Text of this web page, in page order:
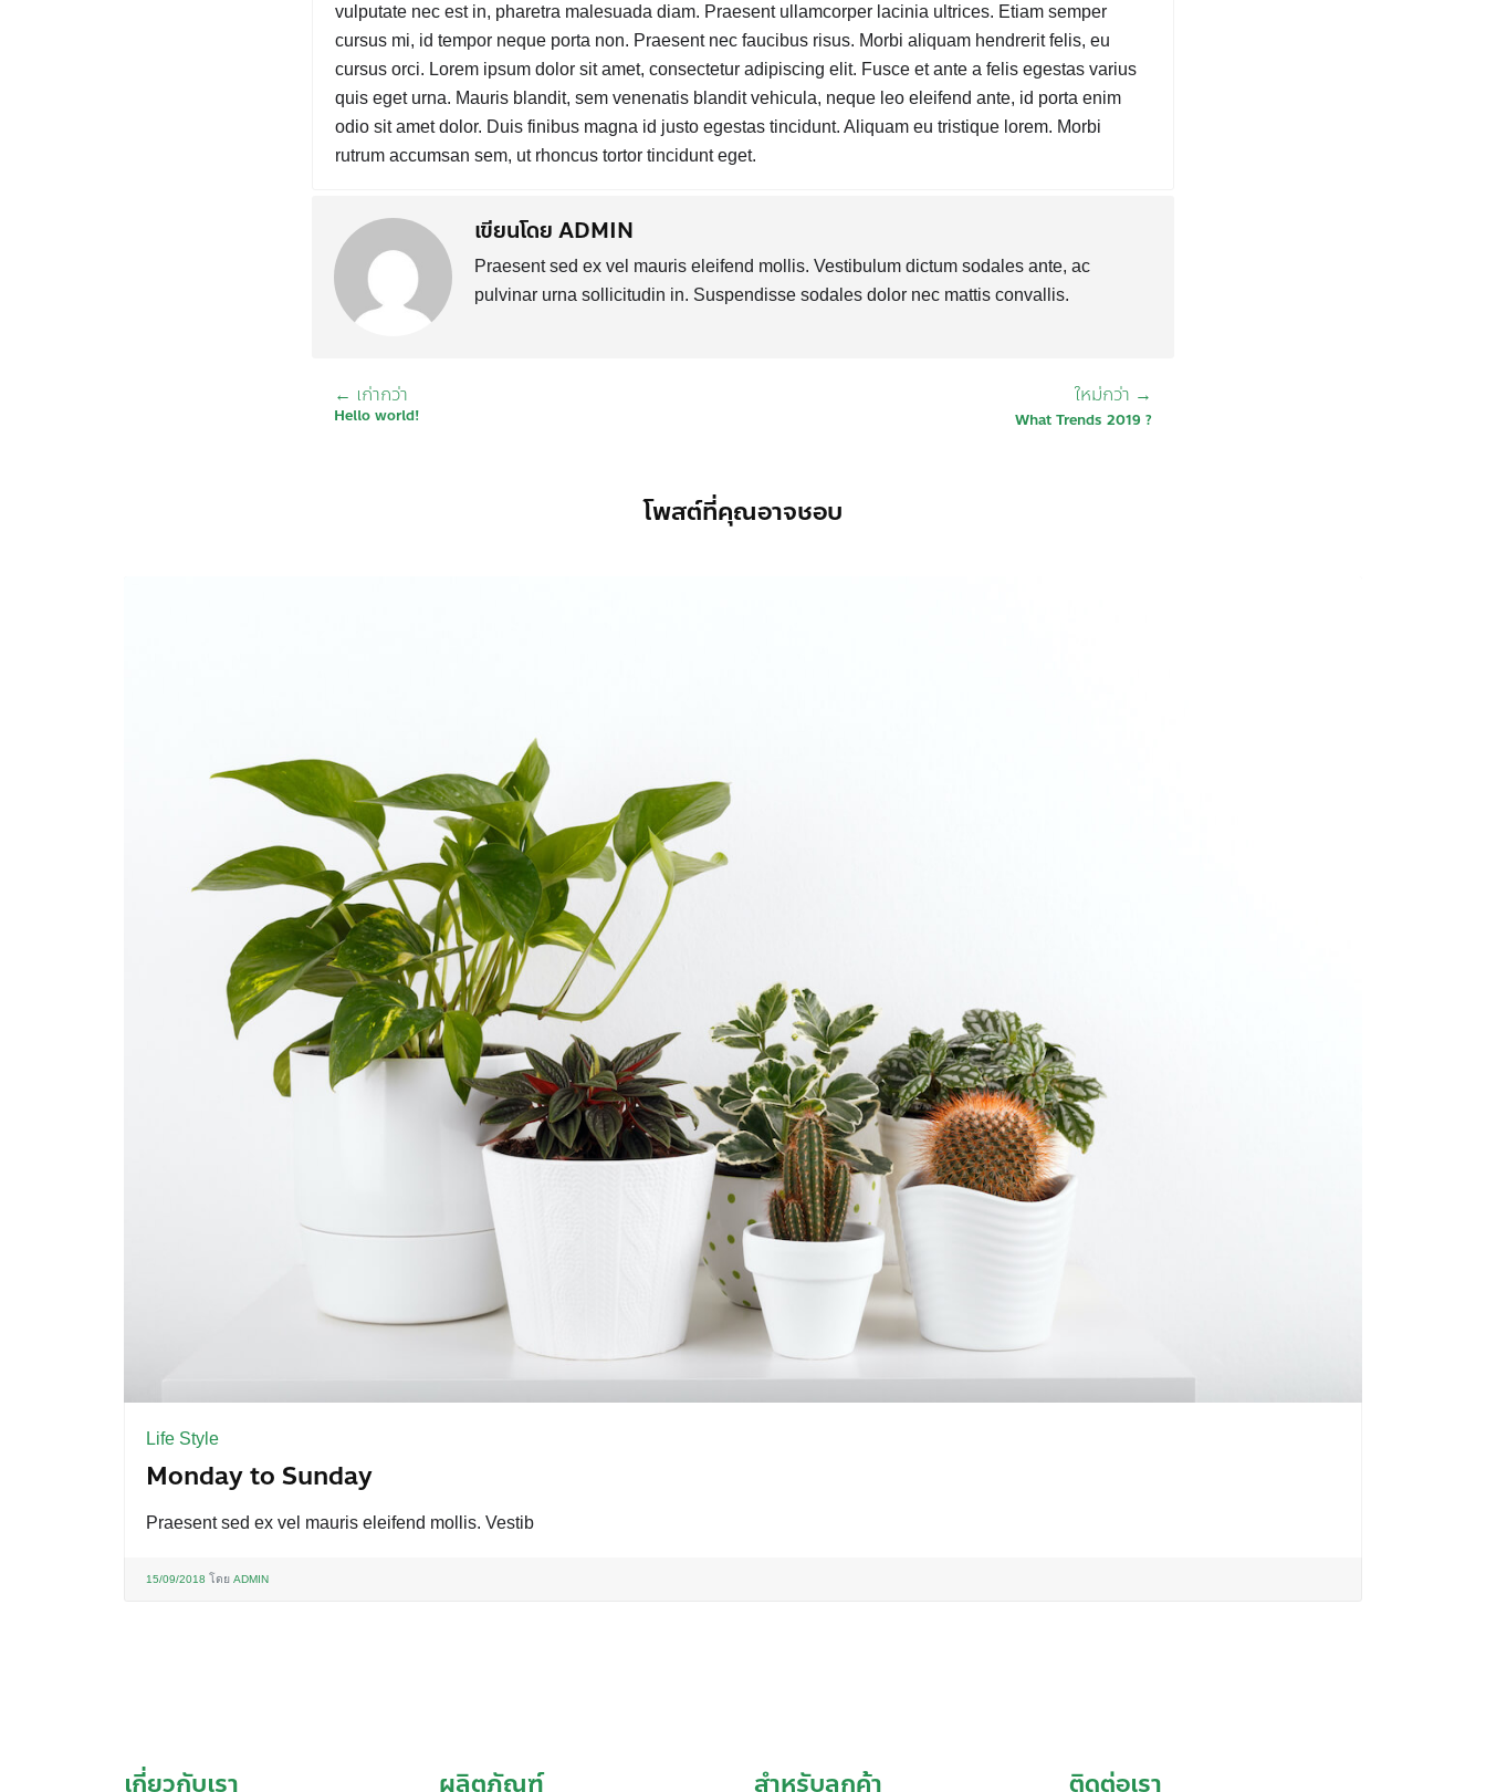
vulputate nec est in, pharetra malesuada diam. Praesent ullamcorper lacinia ultrices. Etiam semper
cursus mi, id tempor neque porta non. Praesent nec faucibus risus. Morbi aliquam hendrerit felis, eu
cursus orci. Lorem ipsum dolor sit amet, consectetur adipiscing elit. Fusce et ante a felis egestas varius
quis eget urna. Mauris blandit, sem venenatis blandit vehicula, neque leo eleifend ante, id porta enim
odio sit amet dolor. Duis finibus magna id justo egestas tincidunt. Aliquam eu tristique lorem. Morbi
rutrum accumsan sem, ut rhoncus tortor tincidunt eget.
เขียนโดย ADMIN
Praesent sed ex vel mauris eleifend mollis. Vestibulum dictum sodales ante, ac
pulvinar urna sollicitudin in. Suspendisse sodales dolor nec mattis convallis.
นำทาง← เก่ากว่า
Hello world!
ใหม่กว่า →
What Trends 2019 ?
โพสต์ที่คุณอาจชอบ
Life Style
Monday to Sunday
Praesent sed ex vel mauris eleifend mollis. Vestib
15/09/2018 โดย ADMIN
เกี่ยวกับเรา ผลิตภัณฑ์ สำหรับลูกค้า ติดต่อเรา